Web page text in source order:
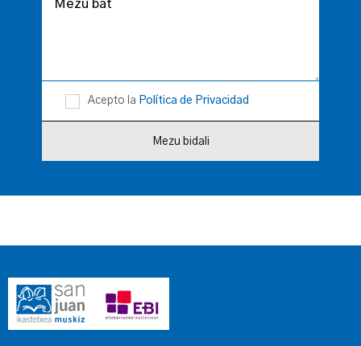
Acepto la Política de Privacidad